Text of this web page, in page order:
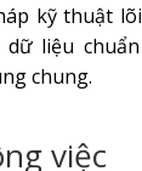
kỹ thuật
liệu
chung.
việc